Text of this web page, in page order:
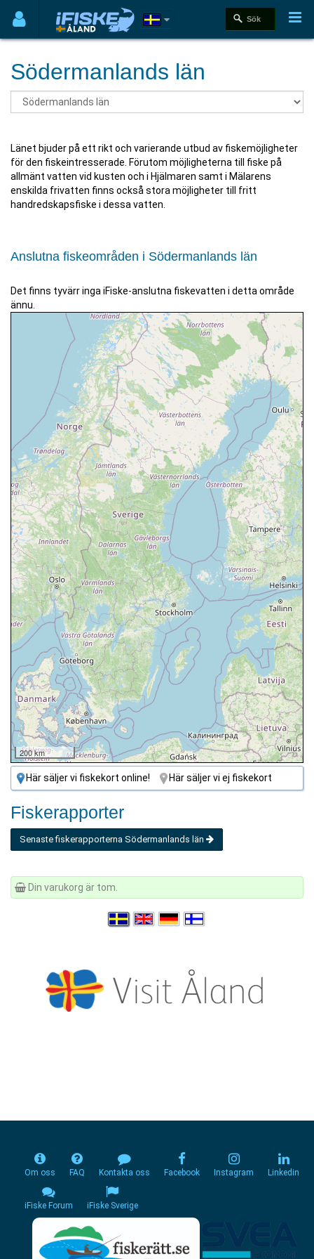
Södermanlands län
Länet bjuder på ett rikt och varierande utbud av fiskemöjligheter
för den fiskeintresserade. Förutom möjligheterna till fiske på
allmänt vatten vid kusten och i Hjälmaren samt i Mälarens
enskilda frivatten finns också stora möjligheter till fritt
handredskapsfiske i dessa vatten.
Anslutna fiskeområden i Södermanlands län
Det finns tyvärr inga iFiske-anslutna fiskevatten i detta område
ännu.
200 km
Här säljer vi fiskekort online! Här säljer vi ej fiskekort
Fiskerapporter
Senaste fiskerapporterna Södermanlands län
Din varukorg är tom.
Om oss FAQ Kontakta oss Facebook Instagram Linkedin
iFiske Forum iFiske Sverige